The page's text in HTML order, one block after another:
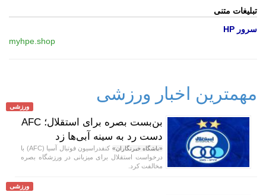
تبلیغات متنی
سرور HP
myhpe.shop
مهمترین اخبار ورزشی
ورزشی
بن‌بست بصره برای استقلال؛ AFC
دست رد به سینه آبی‌ها زد
«باشگاه خبرنگاران»
کنفدراسیون فوتبال آسیا (AFC) با
درخواست استقلال برای میزبانی در ورزشگاه بصره
مخالفت کرد.
ورزشی